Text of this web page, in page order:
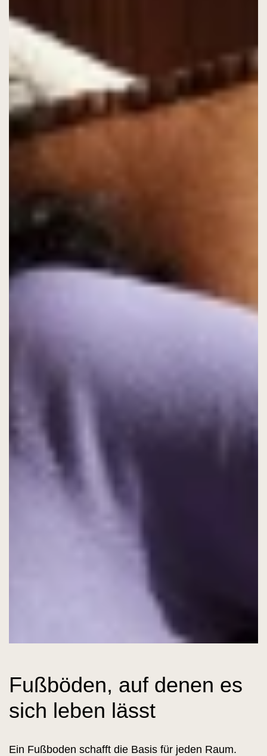
Fußböden, auf denen es
sich leben lässt
Ein Fußboden schafft die Basis für jeden Raum.